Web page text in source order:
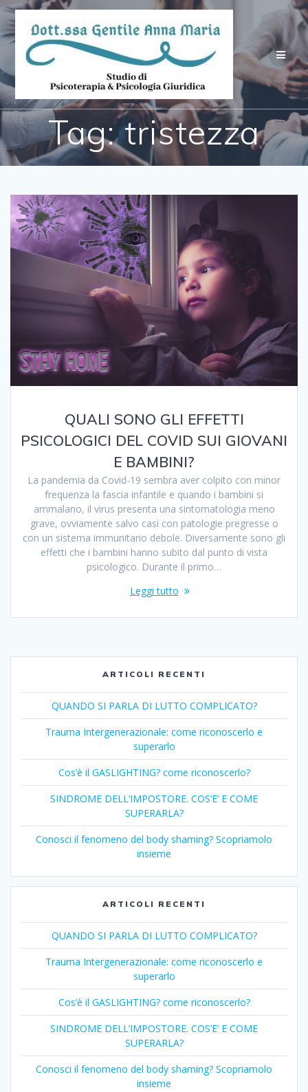
Salta
contenuto
Tag:tristezza
QUALI SONO GLI EFFETTI
PSICOLOGICI DEL COVID SUI GIOVANI
E BAMBINI?
La pandemia da Covid-19 sembra aver colpito con minor
frequenza la fascia infantile e quando i bambini si
ammalano, il virus presenta una sintomatologia meno
grave, ovviamente salvo casi con patologie pregresse o
con un sistema immunitario debole. Diversamente sono gli
effetti che i bambini hanno subito dal punto di vista
psicologico. Durante il primo…
Leggi tutto
ARTICOLI RECENTI
QUANDO SI PARLA DI LUTTO COMPLICATO?
Trauma Intergenerazionale: come riconoscerlo e
superarlo
Cos’è il GASLIGHTING? come riconoscerlo?
SINDROME DELL’IMPOSTORE. COS’E’ E COME
SUPERARLA?
Conosci il fenomeno del body shaming? Scopriamolo
insieme
ARTICOLI RECENTI
QUANDO SI PARLA DI LUTTO COMPLICATO?
Trauma Intergenerazionale: come riconoscerlo e
superarlo
Cos’è il GASLIGHTING? come riconoscerlo?
SINDROME DELL’IMPOSTORE. COS’E’ E COME
SUPERARLA?
Conosci il fenomeno del body shaming? Scopriamolo
insieme